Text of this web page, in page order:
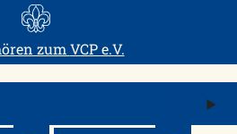
zum VCP e.V.